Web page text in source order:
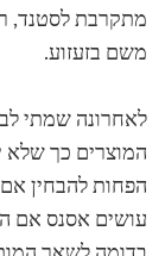
מתקרבת לסטנד,
משם בזעזוע.
לאחרונה שמתי
המוצרים כך שלא
הפחות להבחין
עושים אסנס אם